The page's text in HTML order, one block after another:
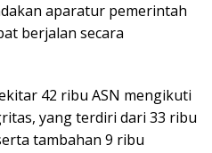
aparatur pemerintah
berjalan secara
42 ribu ASN mengikuti
yang terdiri dari 33 ribu
tambahan 9 ribu